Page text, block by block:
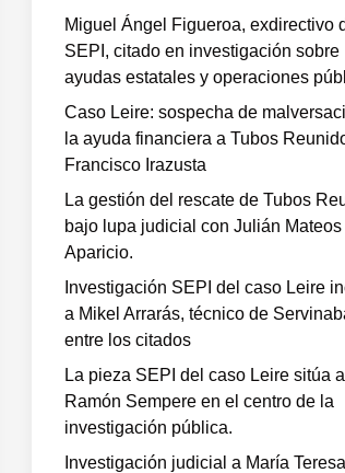
Miguel Ángel Figueroa, exdirectivo
SEPI, citado en investigación sobre
ayudas estatales y operaciones
Caso Leire: sospecha de
la ayuda financiera a Tubos
Francisco Irazusta
La gestión del rescate de Tubos
bajo lupa judicial con Julián Mateos
Aparicio.
Investigación SEPI del caso Leire
a Mikel Arrarás, técnico de
entre los citados
La pieza SEPI del caso Leire sitúa
Ramón Sempere en el centro de la
investigación pública.
Investigación judicial a María Teresa